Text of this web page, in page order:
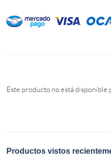
Este producto no está disponible
Productos vistos